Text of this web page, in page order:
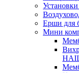
Ерши для
Мини